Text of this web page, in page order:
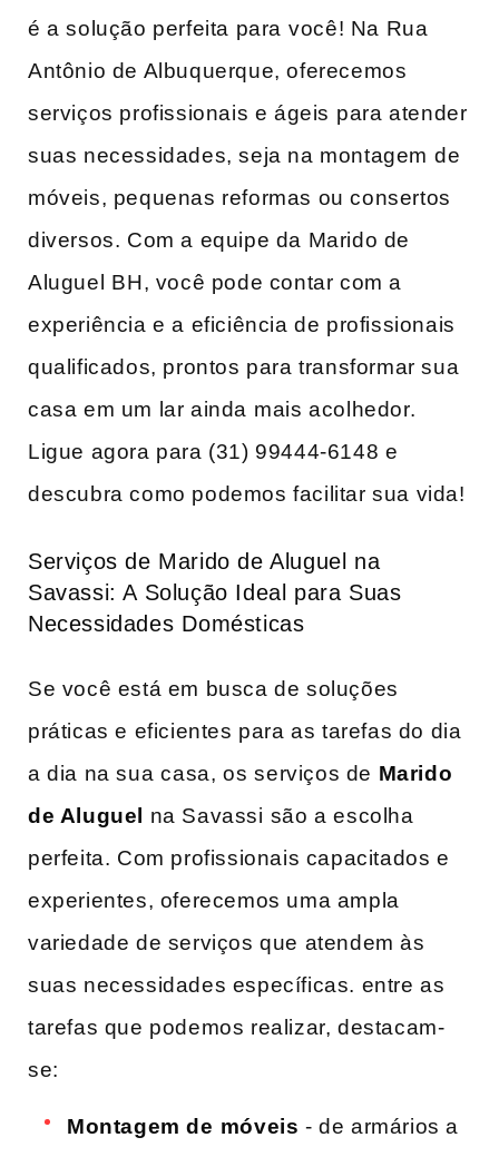
é a solução perfeita para⁢ você! Na Rua
Antônio de Albuquerque, oferecemos
serviços profissionais e ágeis ⁤para atender
suas​ necessidades, ​seja ​na montagem ⁢de
móveis, pequenas reformas ‌ou ‌consertos
diversos. Com a equipe da Marido de
Aluguel⁤ BH, você pode contar ​com a
experiência e a eficiência de ​profissionais
qualificados, prontos ‌para ‌transformar sua
casa​ em um lar ainda⁤ mais acolhedor.
Ligue ​agora para (31) 99444-6148 e
descubra como podemos ​facilitar sua‌ vida!
Serviços‍ de Marido de Aluguel na
Savassi:‌ A​ Solução Ideal para Suas
Necessidades ⁤Domésticas
Se você está em busca‌ de soluções
práticas e eficientes para as tarefas do dia
a dia na‌ sua⁣ casa, os ⁤serviços de Marido
de ‍Aluguel
na Savassi ⁢são‍ a escolha
perfeita. Com profissionais capacitados e
experientes, oferecemos uma ampla
variedade de serviços que atendem às
suas necessidades específicas.‍ entre as
tarefas ​que podemos ​realizar, destacam-
se:
Montagem de ⁤móveis ​- de armários a⁢